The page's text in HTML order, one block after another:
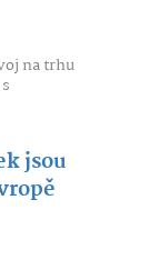
na trhu
jsou